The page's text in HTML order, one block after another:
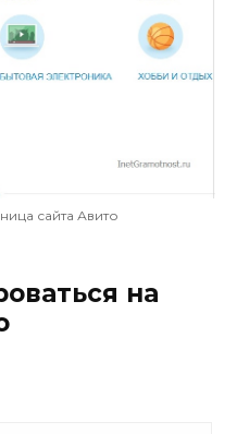
сайта Авито
на